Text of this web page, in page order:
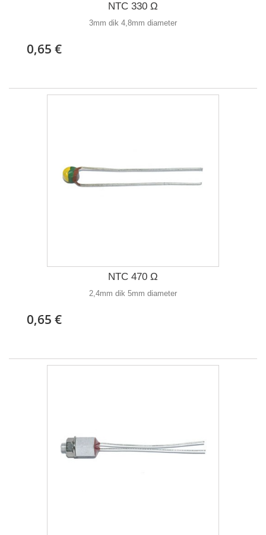
NTC 330 Ω
3mm dik 4,8mm diameter
0,65 €
NTC 470 Ω
2,4mm dik 5mm diameter
0,65 €